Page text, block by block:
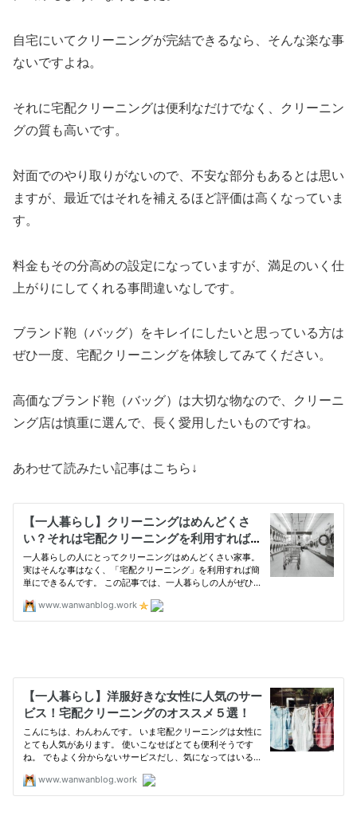
自宅にいてクリーニングが完結できるなら、そんな楽な事
ないですよね。
それに宅配クリーニングは便利なだけでなく、クリーニン
グの質も高いです。
対面でのやり取りがないので、不安な部分もあるとは思い
ますが、最近ではそれを補えるほど評価は高くなっていま
す。
料金もその分高めの設定になっていますが、満足のいく仕
上がりにしてくれる事間違いなしです。
ブランド鞄（バッグ）をキレイにしたいと思っている方は
ぜひ一度、宅配クリーニングを体験してみてください。
高価なブランド鞄（バッグ）は大切な物なので、クリーニ
ング店は慎重に選んで、長く愛用したいものですね。
あわせて読みたい記事はこちら↓